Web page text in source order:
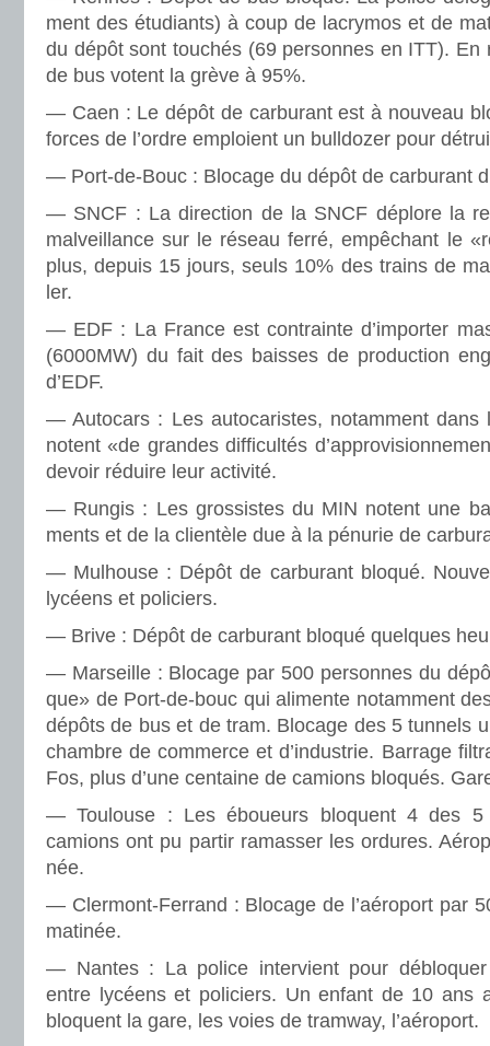
ment des étudiants) à coup de lacry­mos et de
du dépôt sont tou­chés (69 per­son­nes en ITT). En
de bus votent la grève à 95%.
— Caen : Le dépôt de car­bu­rant est à nou­veau
forces de l’ordre emploient un bull­do­zer pour
— Port-de-Bouc : Blocage du dépôt de car­bu­rant
— SNCF : La direc­tion de la SNCF déplore la
mal­veillance sur le réseau ferré, empêchant le
plus, depuis 15 jours, seuls 10% des trains de
ler.
— EDF : La France est contrainte d’impor­ter
(6000MW) du fait des bais­ses de pro­duc­tion
d’EDF.
— Autocars : Les auto­ca­ris­tes, notam­ment dans
notent «de gran­des dif­fi­cultés
devoir réduire leur acti­vité.
— Rungis : Les gros­sis­tes du MIN notent une
ments et de la clien­tèle due à la pénu­rie de
— Mulhouse : Dépôt de car­bu­rant bloqué.
lycéens et poli­ciers.
— Brive : Dépôt de car­bu­rant bloqué quel­ques
— Marseille : Blocage par 500 per­son­nes du
que» de Port-de-bouc qui ali­mente notam­ment
dépôts de bus et de tram. Blocage des 5 tun­nels
cham­bre de com­merce et d’indus­trie. Barrage
Fos, plus d’une cen­taine de camions blo­qués.
— Toulouse : Les éboueurs blo­quent 4 des 5
camions ont pu partir ramas­ser les ordu­res.
née.
— Clermont-Ferrand : Blocage de l’aéro­port par
mati­née.
— Nantes : La police inter­vient pour déblo­quer
entre lycéens et poli­ciers. Un enfant de 10 ans
blo­quent la gare, les voies de tram­way, l’aéro­port.